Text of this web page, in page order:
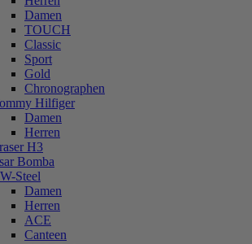
Damen
TOUCH
Classic
Sport
Gold
Chronographen
Hilfiger
Damen
Herren
H3
Bomba
Steel
Damen
Herren
ACE
Canteen